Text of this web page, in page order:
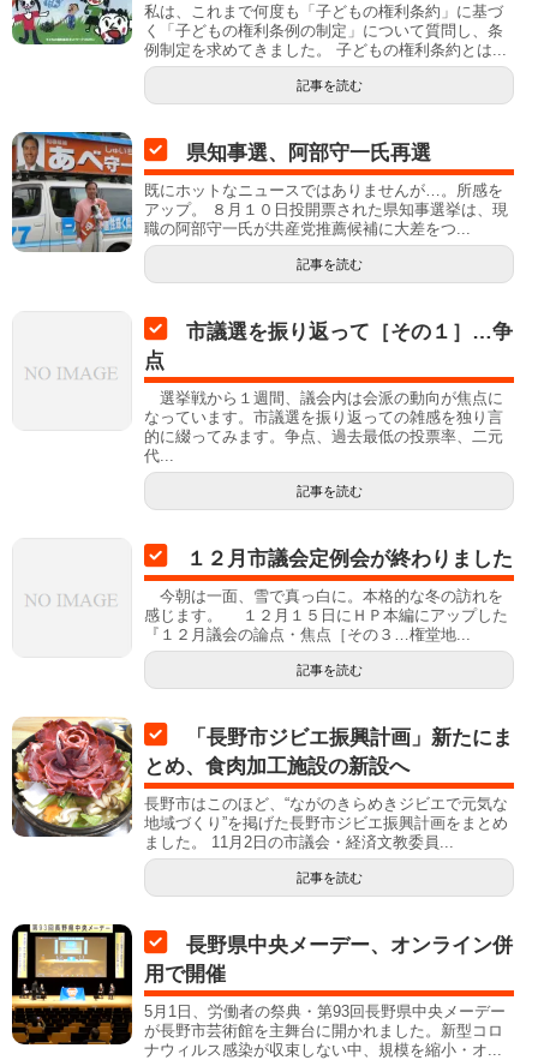
私は、これまで何度も「子どもの権利条約」に基づ
く「子どもの権利条例の制定」について質問し、条
例制定を求めてきました。 子どもの権利条約とは...
記事を読む
県知事選、阿部守一氏再選
既にホットなニュースではありませんが…。所感を
アップ。 ８月１０日投開票された県知事選挙は、現
職の阿部守一氏が共産党推薦候補に大差をつ...
記事を読む
市議選を振り返って［その１］…争
点
選挙戦から１週間、議会内は会派の動向が焦点に
なっています。市議選を振り返っての雑感を独り言
的に綴ってみます。争点、過去最低の投票率、二元
代...
記事を読む
１２月市議会定例会が終わりました
今朝は一面、雪で真っ白に。本格的な冬の訪れを
感じます。 １２月１５日にＨＰ本編にアップした
『１２月議会の論点・焦点［その３…権堂地...
記事を読む
「長野市ジビエ振興計画」新たにま
とめ、食肉加工施設の新設へ
長野市はこのほど、“ながのきらめきジビエで元気な
地域づくり”を掲げた長野市ジビエ振興計画をまとめ
ました。 11月2日の市議会・経済文教委員...
記事を読む
長野県中央メーデー、オンライン併
用で開催
5月1日、労働者の祭典・第93回長野県中央メーデー
が長野市芸術館を主舞台に開かれました。新型コロ
ナウィルス感染が収束しない中、規模を縮小・オ...